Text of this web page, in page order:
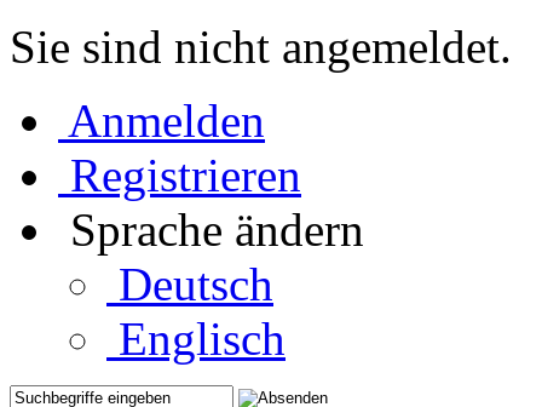
Sie sind nicht angemeldet.
Anmelden
Registrieren
Sprache ändern
Deutsch
Englisch